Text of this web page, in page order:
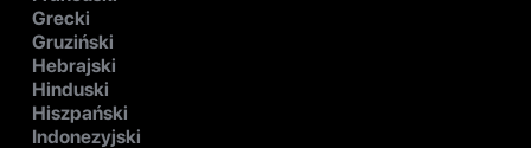
Grecki
Gruziński
Hebrajski
Hinduski
Hiszpański
Indonezyjski